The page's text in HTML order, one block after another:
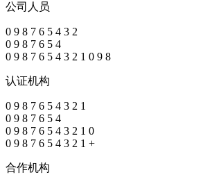
公司人员
0 9 8 7 6 5 4 3 2
0 9 8 7 6 5 4
0 9 8 7 6 5 4 3 2 1 0 9 8
认证机构
0 9 8 7 6 5 4 3 2 1
0 9 8 7 6 5 4
0 9 8 7 6 5 4 3 2 1 0
0 9 8 7 6 5 4 3 2 1 +
合作机构